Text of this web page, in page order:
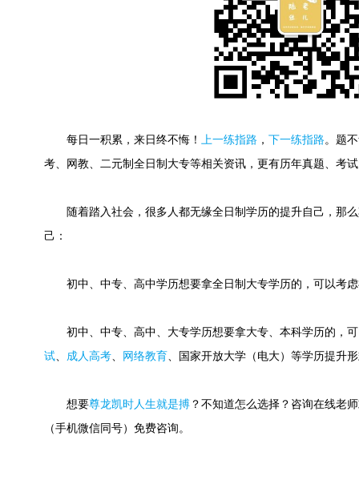
每日一积累，来日终不悔！ 上一练指路 ， 下一练指路。 题
考、网教、二元制全日制大专等相关资讯，更有历年真题、考
随着踏入社会，很多人都无缘全日制学历的提升自己，那么
己：
初中、中专、高中学历想要拿全日制大专学历的，可以考虑
初中、中专、高中、大专学历想要拿大专、本科学历的，可
试、 成人高考、 网络教育、国家开放大学（电大）等学历提升
想要尊龙凯时人生就是搏 ？不知道怎么选择？咨询在线老
（手机微信同号）免费咨询。